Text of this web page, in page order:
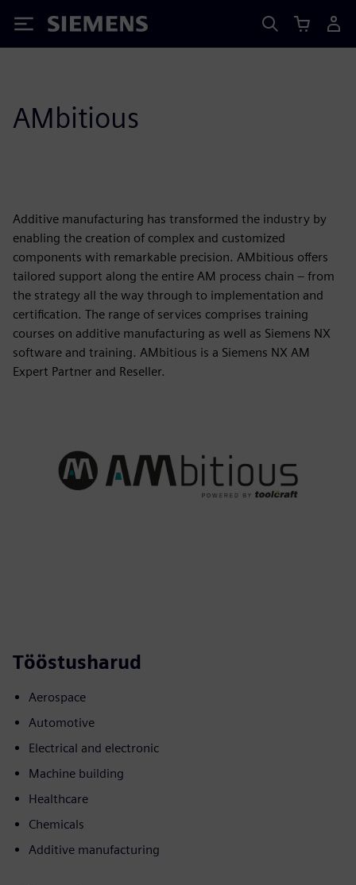
Siemens
AMbitious
Additive manufacturing has transformed the industry by
enabling the creation of complex and customized
components with remarkable precision. AMbitious offers
tailored support along the entire AM process chain – from
the strategy all the way through to implementation and
certification. The range of services comprises training
courses on additive manufacturing as well as Siemens NX
software and training. AMbitious is a Siemens NX AM
Expert Partner and Reseller.
Tööstusharud
Aerospace
Automotive
Electrical and electronic
Machine building
Healthcare
Chemicals
Additive manufacturing